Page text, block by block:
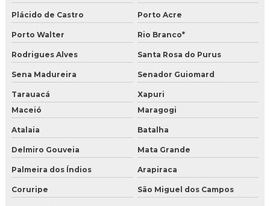
Plácido de Castro Porto Acre
Porto Walter Rio Branco*
Rodrigues Alves Santa Rosa do Purus
Sena Madureira Senador Guiomard
Tarauacá
Xapuri
Maceió
Maragogi
Atalaia Batalha
Delmiro Gouveia Mata Grande
Palmeira dos Índios Arapiraca
Coruripe São Miguel dos Campos